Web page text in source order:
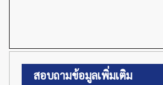
สอบถามข้อมูลเพิ่มเติม